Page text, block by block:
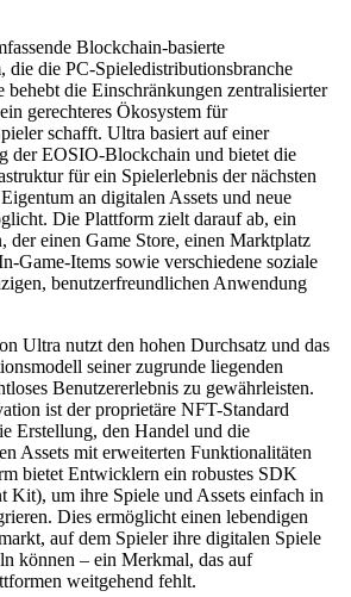
Blockchain-basierte
die die PC-Spieledistributionsbranche
die Einschränkungen zentralisierter
gerechteres Ökosystem für
schafft. Ultra basiert auf einer
der EOSIO-Blockchain und bietet die
für ein Spielerlebnis der nächsten
an digitalen Assets und neue
Die Plattform zielt darauf ab, ein
der einen Game Store, einen Marktplatz
Game-Items sowie verschiedene soziale
benutzerfreundlichen Anwendung
Ultra nutzt den hohen Durchsatz und das
seiner zugrunde liegenden
Benutzererlebnis zu gewährleisten.
ist der proprietäre NFT-Standard
Erstellung, den Handel und die
Assets mit erweiterten Funktionalitäten
bietet Entwicklern ein robustes SDK
Kit), um ihre Spiele und Assets einfach in
Dies ermöglicht einen lebendigen
auf dem Spieler ihre digitalen Spiele
können – ein Merkmal, das auf
weitgehend fehlt.